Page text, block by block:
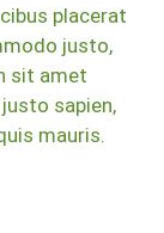
placerat
justo,
sit amet
sapien,
mauris.